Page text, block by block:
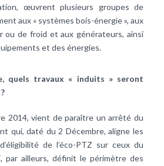
œuvrent plusieurs groupes de
aux « systèmes bois-énergie », aux
ou de froid et aux générateurs, ainsi
et des énergies.
quels travaux « induits » seront
2014, vient de paraître un arrêté du
qui, daté du 2 Décembre, aligne les
de l’éco-PTZ sur ceux du
par ailleurs, définit le périmètre des